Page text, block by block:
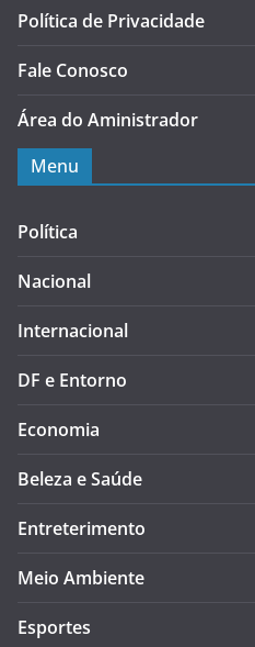
Política de Privacidade
Fale Conosco
Área do Aministrador
Menu
Política
Nacional
Internacional
DF e Entorno
Economia
Beleza e Saúde
Entreterimento
Meio Ambiente
Esportes